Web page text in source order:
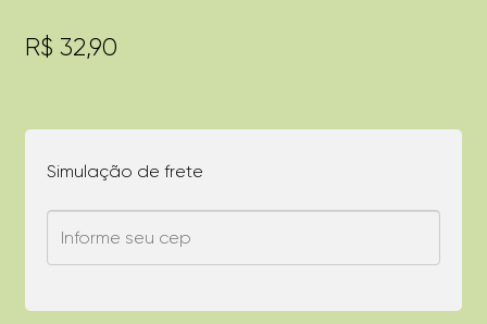
R$ 32,90
Simulação de frete